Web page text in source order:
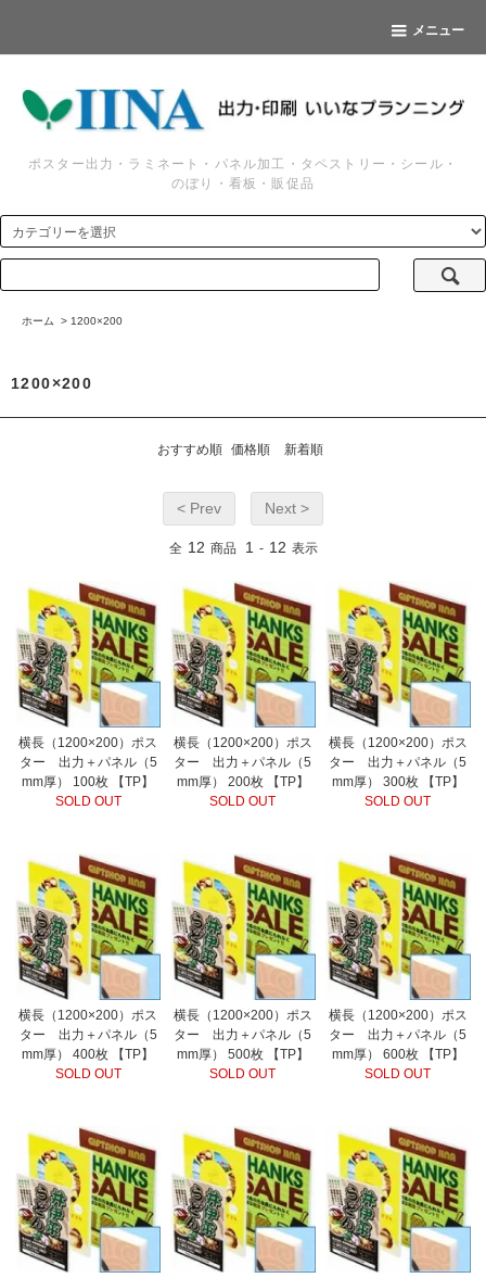
メニュー
ポスター出力・ラミネート・パネル加工・タペストリー・シール・
のぼり・看板・販促品
ホーム > 1200×200
1200×200
おすすめ順 価格順 新着順
< Prev Next >
全 12 商品 1 - 12 表示
横長（1200×200）ポス
ター 出力＋パネル（5
mm厚） 100枚 【TP】
SOLD OUT
横長（1200×200）ポス
ター 出力＋パネル（5
mm厚） 200枚 【TP】
SOLD OUT
横長（1200×200）ポス
ター 出力＋パネル（5
mm厚） 300枚 【TP】
SOLD OUT
横長（1200×200）ポス
ター 出力＋パネル（5
mm厚） 400枚 【TP】
SOLD OUT
横長（1200×200）ポス
ター 出力＋パネル（5
mm厚） 500枚 【TP】
SOLD OUT
横長（1200×200）ポス
ター 出力＋パネル（5
mm厚） 600枚 【TP】
SOLD OUT